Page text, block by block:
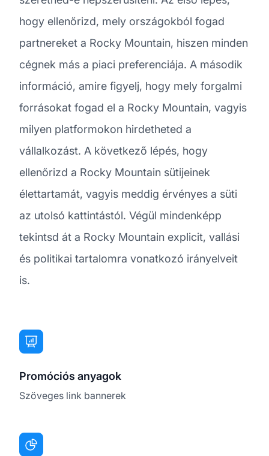
hogy ellenőrizd, mely országokból fogad
partnereket a Rocky Mountain, hiszen minden
cégnek más a piaci preferenciája. A második
információ, amire figyelj, hogy mely forgalmi
forrásokat fogad el a Rocky Mountain, vagyis
milyen platformokon hirdetheted a
vállalkozást. A következő lépés, hogy
ellenőrizd a Rocky Mountain sütijeinek
élettartamát, vagyis meddig érvényes a süti
az utolsó kattintástól. Végül mindenképp
tekintsd át a Rocky Mountain explicit, vallási
és politikai tartalomra vonatkozó irányelveit
is.
Promóciós anyagok
Szöveges link bannerek